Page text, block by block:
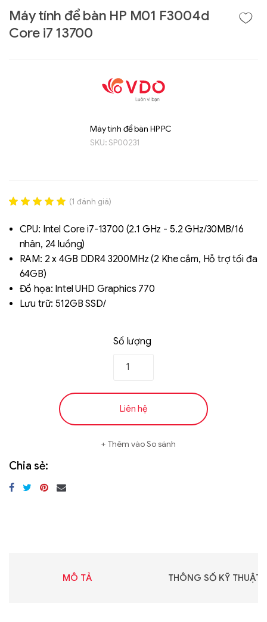
Máy tính để bàn HP M01 F3004d
Core i7 13700
Máy tính để bàn HP PC
SKU:SP00231
out of 5
based on
đánh giá
(1 đánh giá)
CPU: Intel Core i7-13700 (2.1 GHz - 5.2 GHz/30MB/16
nhân, 24 luồng)
RAM: 2 x 4GB DDR4 3200MHz (2 Khe cắm, Hỗ trợ tối đa
64GB)
Đồ họa: Intel UHD Graphics 770
Lưu trữ: 512GB SSD/
Số lượng
Liên hệ
Thêm vào So sánh
Chia sẻ:
MÔ TẢ THÔNG SỐ KỸ THUẬT
Liên hệ
SK hynix - DRAM
- GDDR - GDDR6
AAP1)